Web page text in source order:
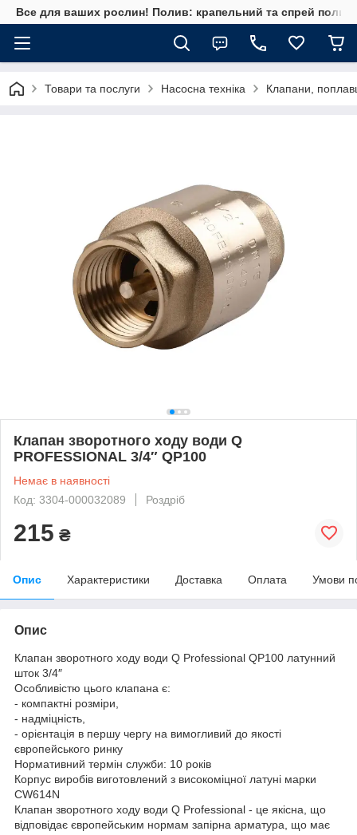
Все для ваших рослин! Полив: крапельний та спрей полив,
Товари та послуги Насосна техніка Клапани,
Клапан зворотного ходу води Q
PROFESSIONAL 3/4″ QP100
Немає в наявності
Код: 3304-000032089
Роздріб
215 ₴
Опис Характеристики Доставка Оплата Умови
Опис
Клапан зворотного ходу води Q Professional QP100 латунний
шток 3/4″
Особливістю цього клапана є:
- компактні розміри,
- надміцність,
- орієнтація в першу чергу на вимогливий до якості
європейського ринку
Нормативний термін служби: 10 років
Корпус виробів виготовлений з високоміцної латуні марки
CW614N
Клапан зворотного ходу води Q Professional - це якісна, що
відповідає європейським нормам запірна арматура, що має